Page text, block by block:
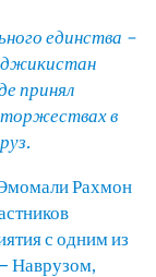
единства –
принял
торжествах в
Рахмон
с одним из
Наврузом,